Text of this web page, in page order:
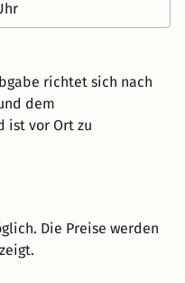
richtet sich nach
dem
ist vor Ort zu
Die Preise werden